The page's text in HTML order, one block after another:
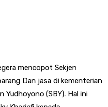
mencopot Sekjen
Dan jasa di kementerian
Yudhoyono (SBY). Hal ini